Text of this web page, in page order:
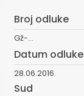
Broj odluke
Gž-...
Datum odluke
28.06.2016.
Sud